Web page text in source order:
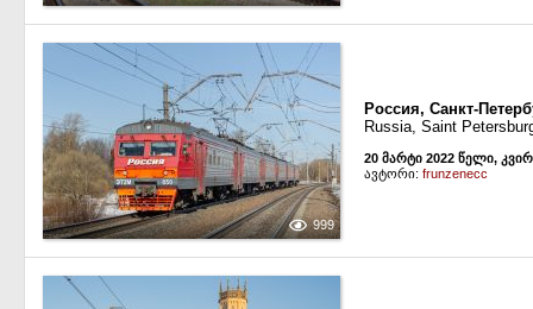
999
Россия, Санкт-
Russia, Saint
20 მარტი 2022 წელი,
ავტორი: frunzenecc